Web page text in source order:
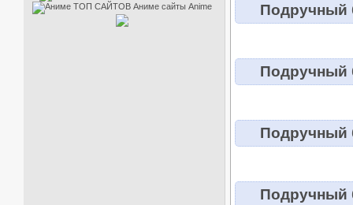
Подручный
Подручный
Подручный
Подручный